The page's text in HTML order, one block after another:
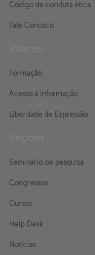
Código de conduta ética
Fale Conosco
Formação
Acesso à informação
Liberdade de Expressão
Seminário de pesquisa
Congressos
Cursos
Help Desk
Notícias